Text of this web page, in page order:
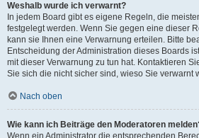
Weshalb wurde ich verwarnt?
In jedem Board gibt es eigene Regeln, die
festgelegt werden. Wenn Sie gegen eine dieser
kann sie Ihnen eine Verwarnung erteilen. Bitte
Entscheidung der Administration dieses Boards
mit dieser Verwarnung zu tun hat. Kontaktieren
Sie sich die nicht sicher sind, wieso Sie verwarnt
Nach oben
Wie kann ich Beiträge den Moderatoren
Wenn ein Administrator die entsprechenden